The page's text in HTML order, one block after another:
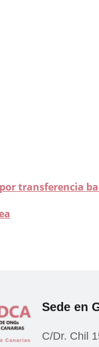
transferencia
Sede en
C/Dr. Chil